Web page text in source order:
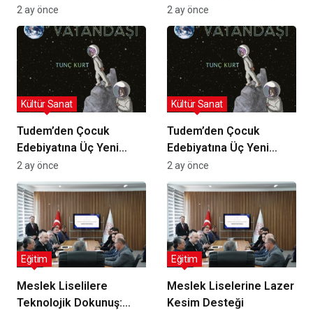
Romanlarını Okurlarla
Buluşturuyor
2 ay önce
Romanını Okurlarla
Buluşturuyor
2 ay önce
Tudem’den Çocuk
Edebiyatına Üç Yeni
Roman: Ödüllü ve Aday
Eserler Okurlarla
Buluşuyor
Kültür Sanat
2 ay önce
Tudem’den Çocuk
Edebiyatına Üç Yeni
Ödüllü Roman: Okurları
Bekliyor!
Kültür Sanat
2 ay önce
Meslek Liselilere
Teknolojik Dokunuş:
Eğitim
Meslek Liselerine Lazer
Kesim Desteği
Eğitim